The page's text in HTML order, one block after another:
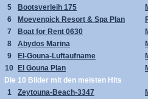
5
Bootsverleih 175
6
Moevenpick Resort & Spa Plan
7
Boat for Rent 0630
8
Abydos Marina
9
El-Gouna-Luftaufname
10
El Gouna Plan
Die 10 Bilder mit den meisten Hits
1
Zeytouna-Beach-3347